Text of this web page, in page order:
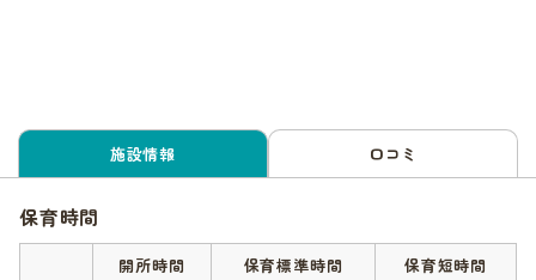
施設情報 口コミ
保育時間
開所時間 保育標準時間
保育短時間